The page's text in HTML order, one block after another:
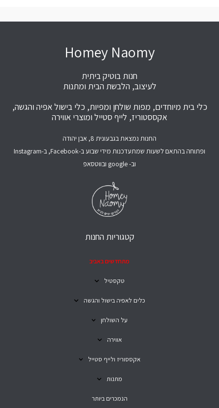
Homey Naomy
חנות בוטיק ביתית
לעיצוב, הלבשת הבית ומתנות
כלי בית מיוחדים, מפות שולחן ומפיות, כלי בישול אפיה והגשה,
אקססטוריז, לייף סטייל ומוצרי אווירה
החנות נמצאת בגבעונית 8, אבן יהודה
ופתוחה בהתאם לשעות שמתעדכנות מידי שבוע ב-Facebook, ב-Instagram
וב- google ובווטסאפ
קטגוריות החנות
מתחדשים באביב
טקסטיל
כלים לאפיה בישול והגשה
על השולחן
אווירה
אקססוריז ולייף סטייל
מתנות
הנמכרים ביותר